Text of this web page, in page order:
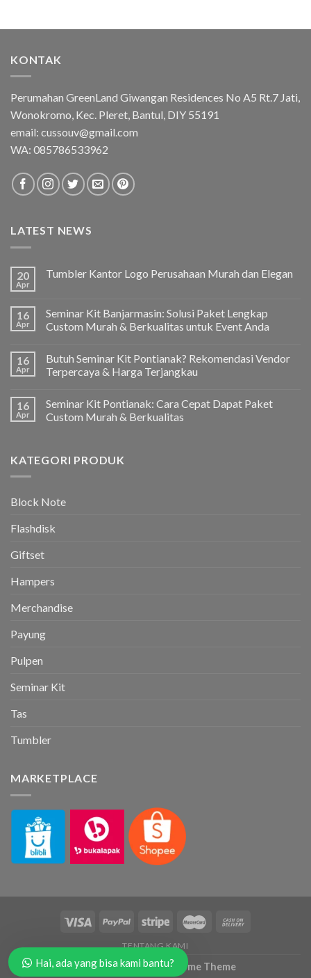
KONTAK
Perumahan GreenLand Giwangan Residences No A5 Rt.7 Jati,
Wonokromo, Kec. Pleret, Bantul, DIY 55191
email: cussouv@gmail.com
WA: 085786533962
LATEST NEWS
20
Apr
Tumbler Kantor Logo Perusahaan Murah dan Elegan
16
Apr
Seminar Kit Banjarmasin: Solusi Paket Lengkap
Custom Murah & Berkualitas untuk Event Anda
16
Apr
Butuh Seminar Kit Pontianak? Rekomendasi Vendor
Terpercaya & Harga Terjangkau
16
Apr
Seminar Kit Pontianak: Cara Cepat Dapat Paket
Custom Murah & Berkualitas
KATEGORI PRODUK
Block Note
Flashdisk
Giftset
Hampers
Merchandise
Payung
Pulpen
Seminar Kit
Tas
Tumbler
MARKETPLACE
TENTANG KAMI
Copyright 2026 ©Flatsome Theme
Hai, ada yang bisa kami bantu?